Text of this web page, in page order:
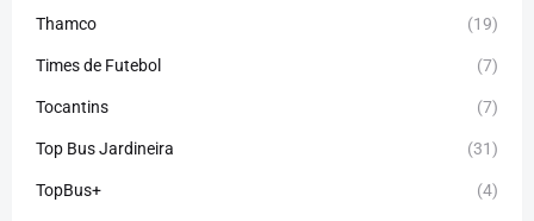
Thamco (19)
Times de Futebol (7)
Tocantins (7)
Top Bus Jardineira (31)
TopBus+ (4)